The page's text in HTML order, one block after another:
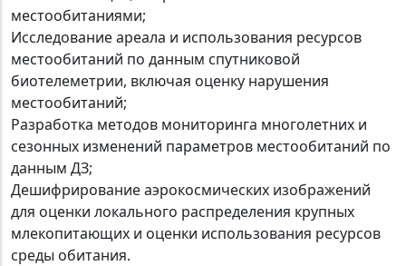
местообитаниями;
Исследование ареала и использования ресурсов
местообитаний по данным спутниковой
биотелеметрии, включая оценку нарушения
местообитаний;
Разработка методов мониторинга многолетних и
сезонных изменений параметров местообитаний по
данным ДЗ;
Дешифрирование аэрокосмических изображений
для оценки локального распределения крупных
млекопитающих и оценки использования ресурсов
среды обитания.